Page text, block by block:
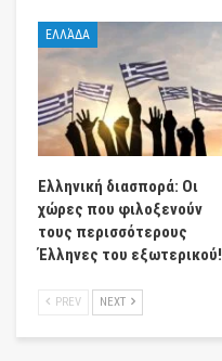
ΕΛΛΆΔΑ
Ελληνική διασπορά: Οι
χώρες που φιλοξενούν
τους περισσότερους
Έλληνες του εξωτερικού!
PREV NEXT